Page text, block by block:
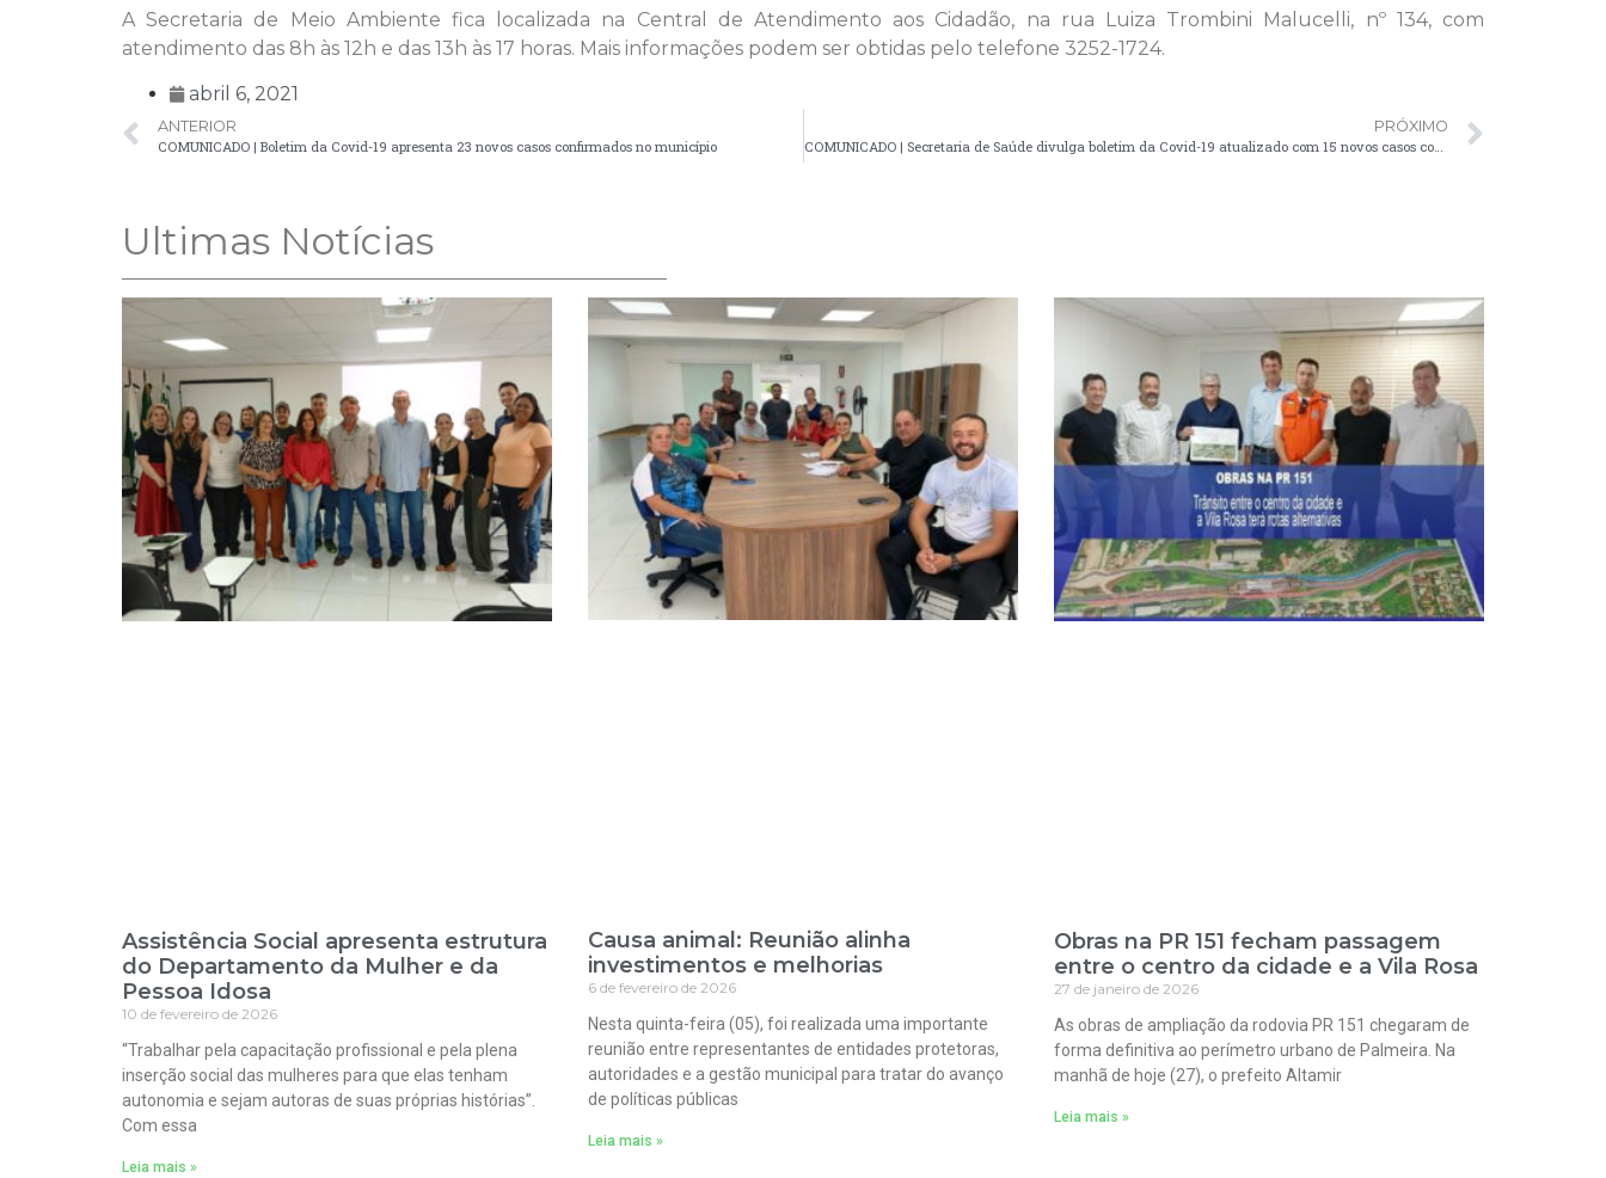
A Secretaria de Meio Ambiente fica localizada na Central de Atendimento aos Cidadão, na rua Luiza Trombini Malucelli, nº 134, com
atendimento das 8h às 12h e das 13h às 17 horas. Mais informações podem ser obtidas pelo telefone 3252-1724.
abril 6, 2021
ANTERIOR
COMUNICADO | Boletim da Covid-19 apresenta 23 novos casos confirmados no município
PRÓXIMO
COMUNICADO | Secretaria de Saúde divulga boletim da Covid-19 atualizado com 15 novos casos confirmados
Ultimas Notícias
Assistência Social apresenta estrutura
do Departamento da Mulher e da
Pessoa Idosa
10 de fevereiro de 2026
“Trabalhar pela capacitação profissional e pela plena
inserção social das mulheres para que elas tenham
autonomia e sejam autoras de suas próprias histórias”.
Com essa
Leia mais »
Causa animal: Reunião alinha
investimentos e melhorias
6 de fevereiro de 2026
Nesta quinta-feira (05), foi realizada uma importante
reunião entre representantes de entidades protetoras,
autoridades e a gestão municipal para tratar do avanço
de políticas públicas
Leia mais »
Obras na PR 151 fecham passagem
entre o centro da cidade e a Vila Rosa
27 de janeiro de 2026
As obras de ampliação da rodovia PR 151 chegaram de
forma definitiva ao perímetro urbano de Palmeira. Na
manhã de hoje (27), o prefeito Altamir
Leia mais »